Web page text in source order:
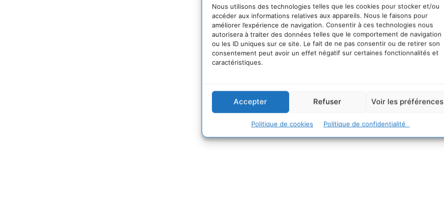
Nous utilisons des technologies telles que les cookies pour stocker et/ou
accéder aux informations relatives aux appareils. Nous le faisons pour
améliorer l’expérience de navigation. Consentir à ces technologies nous
autorisera à traiter des données telles que le comportement de navigation
ou les ID uniques sur ce site. Le fait de ne pas consentir ou de retirer son
consentement peut avoir un effet négatif sur certaines fonctionnalités et
caractéristiques.
Accepter Refuser Voir les préférences
Politique de cookies Politique de confidentialité